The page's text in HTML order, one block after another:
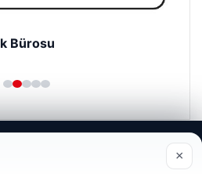
Bürosu
ve geliştirmek amacıyla çerezler
×